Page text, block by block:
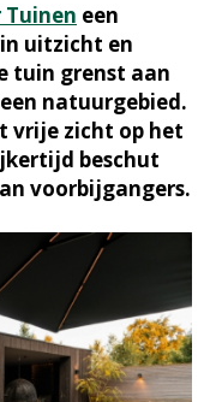
Tuinen een
uitzicht en
tuin grenst aan
natuurgebied.
vrije zicht op het
beschut
voorbijgangers.